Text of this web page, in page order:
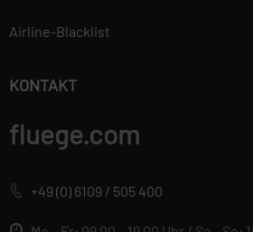
Datenschutzerklärung.
Airline-Blacklist
KONTAKT
fluege.com
+49 (0) 6109 / 505 400